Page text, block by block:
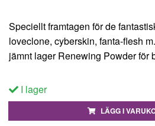
Speciellt framtagen för de
loveclone, cyberskin, fanta-flesh
jämnt lager Renewing Powder för
I lager
LÄGG I